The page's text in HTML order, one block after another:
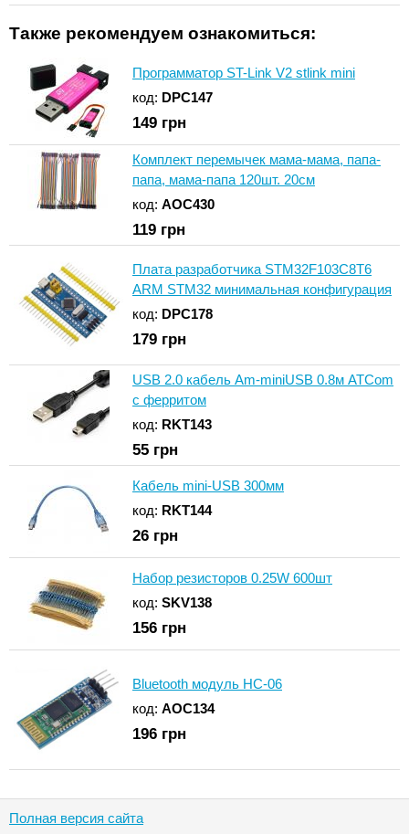
Также рекомендуем ознакомиться:
Программатор ST-Link V2 stlink mini
код: DPC147
149 грн
Комплект перемычек мама-мама, папа-
папа, мама-папа 120шт. 20см
код: AOC430
119 грн
Плата разработчика STM32F103C8T6
ARM STM32 минимальная конфигурация
код: DPC178
179 грн
USB 2.0 кабель Am-miniUSB 0.8м ATCom
с ферритом
код: RKT143
55 грн
Кабель mini-USB 300мм
код: RKT144
26 грн
Набор резисторов 0.25W 600шт
код: SKV138
156 грн
Bluetooth модуль HC-06
код: AOC134
196 грн
Полная версия сайта